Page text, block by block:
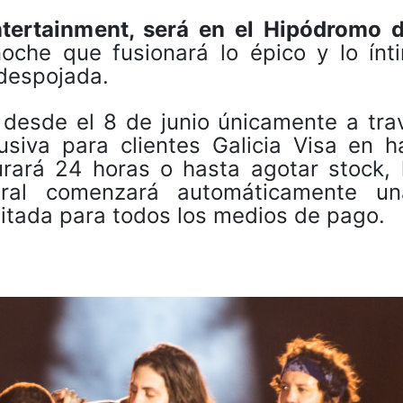
será en el Hipódromo
que fusionará lo épico y lo
el 8 de junio únicamente a
para clientes Galicia Visa en
24 horas o hasta agotar stock,
comenzará automáticamente
para todos los medios de pago.